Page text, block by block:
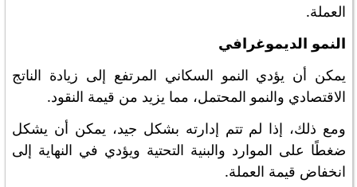
العملة.
النمو الديموغرافي
يمكن أن يؤدي النمو السكاني المرتفع إلى زيادة الناتج
الاقتصادي والنمو المحتمل، مما يزيد من قيمة النقود.
ومع ذلك، إذا لم تتم إدارته بشكل جيد، يمكن أن يشكل
ضغطًا على الموارد والبنية التحتية ويؤدي في النهاية إلى
انخفاض قيمة العملة.